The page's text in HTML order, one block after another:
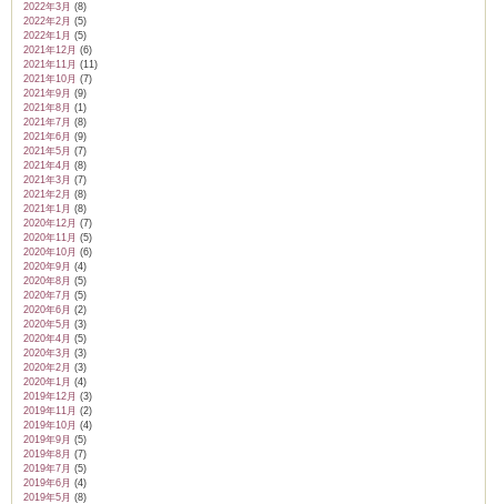
2022年3月 (8)
2022年2月 (5)
2022年1月 (5)
2021年12月 (6)
2021年11月 (11)
2021年10月 (7)
2021年9月 (9)
2021年8月 (1)
2021年7月 (8)
2021年6月 (9)
2021年5月 (7)
2021年4月 (8)
2021年3月 (7)
2021年2月 (8)
2021年1月 (8)
2020年12月 (7)
2020年11月 (5)
2020年10月 (6)
2020年9月 (4)
2020年8月 (5)
2020年7月 (5)
2020年6月 (2)
2020年5月 (3)
2020年4月 (5)
2020年3月 (3)
2020年2月 (3)
2020年1月 (4)
2019年12月 (3)
2019年11月 (2)
2019年10月 (4)
2019年9月 (5)
2019年8月 (7)
2019年7月 (5)
2019年6月 (4)
2019年5月 (8)